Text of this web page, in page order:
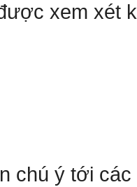
xem xét
chú ý tới